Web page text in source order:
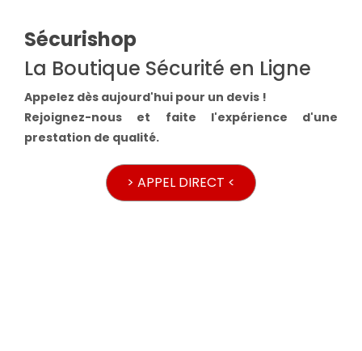
Sécurishop
La Boutique Sécurité en Ligne
Appelez dès aujourd'hui pour un devis !
Rejoignez-nous et faite l'expérience d'une
prestation de qualité.
> APPEL DIRECT <